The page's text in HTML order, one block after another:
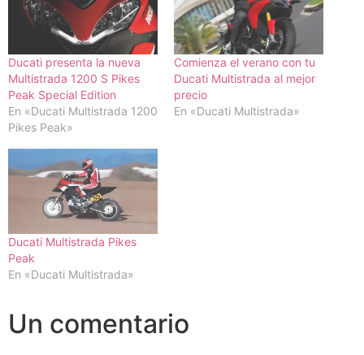
Ducati presenta la nueva
Multistrada 1200 S Pikes
Peak Special Edition
En «Ducati Multistrada 1200
Pikes Peak»
Comienza el verano con tu
Ducati Multistrada al mejor
precio
En «Ducati Multistrada»
Ducati Multistrada Pikes
Peak
En «Ducati Multistrada»
Un comentario